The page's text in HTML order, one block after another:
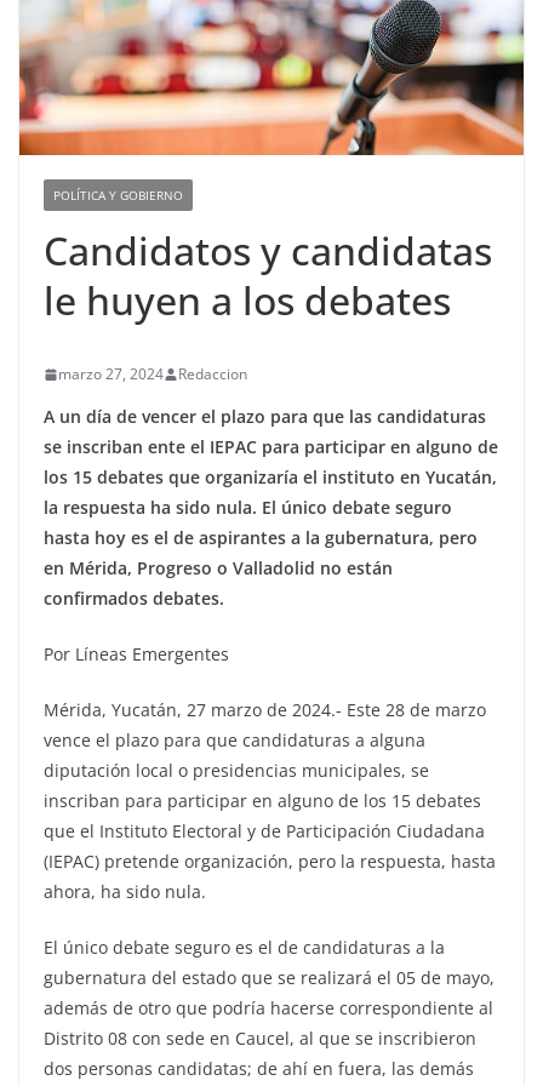
POLÍTICA Y GOBIERNO
Candidatos y candidatas
le huyen a los debates
marzo 27, 2024 Redaccion
A un día de vencer el plazo para que las candidaturas
se inscriban ente el IEPAC para participar en alguno de
los 15 debates que organizaría el instituto en Yucatán,
la respuesta ha sido nula. El único debate seguro
hasta hoy es el de aspirantes a la gubernatura, pero
en Mérida, Progreso o Valladolid no están
confirmados debates.
Por Líneas Emergentes
Mérida, Yucatán, 27 marzo de 2024.- Este 28 de marzo
vence el plazo para que candidaturas a alguna
diputación local o presidencias municipales, se
inscriban para participar en alguno de los 15 debates
que el Instituto Electoral y de Participación Ciudadana
(IEPAC) pretende organización, pero la respuesta, hasta
ahora, ha sido nula.
El único debate seguro es el de candidaturas a la
gubernatura del estado que se realizará el 05 de mayo,
además de otro que podría hacerse correspondiente al
Distrito 08 con sede en Caucel, al que se inscribieron
dos personas candidatas; de ahí en fuera, las demás